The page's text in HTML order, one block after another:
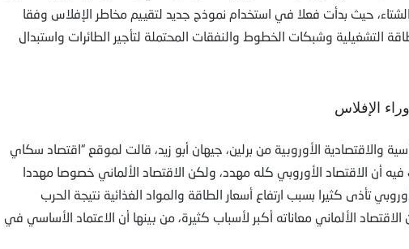
حيث بدأت فعلا في استخدام نموذج جديد لتقييم مخاطر الإفلاس وفقا
التشغيلية وشبكات الخطوط والنفقات المحتملة لتأجير الطائرات واستبدال
الإفلاس
والاقتصادية الأوروبية من برلين، جيهان أبو زيد، قالت لموقع “اقتصاد سكاي
فيه أن الاقتصاد الأوروبي كله مهدد، ولكن الاقتصاد الألماني خصوصا مهددا
تأذى كثيرا بسبب ارتفاع أسعار الطاقة والمواد الغذائية نتيجة الحرب
الاقتصاد الألماني معاناته أكبر لأسباب كثيرة، من بينها أن الاعتماد الأساسي في